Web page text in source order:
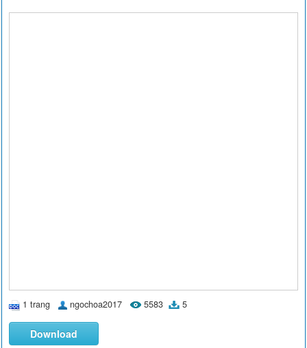
1 trang ngochoa2017 5583 5
Download